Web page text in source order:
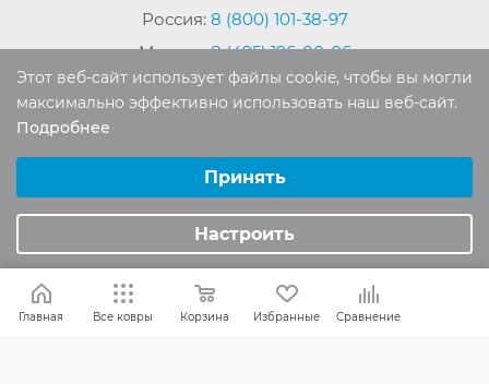
Россия: 8 (800) 101-38-97
Москва:8 (495) 196-00-06
Отдел продаж:info@mr-kover.ru
Тех. поддержка:
2022-2026 © Интернет магазинMR-KOVER.RU
Авторские права защищены. Воспроизведение
материалов сайта без письменного разрешения
запрещено.
Главная Все ковры Корзина Избранные Сравнение
Этот веб-сайт использует файлы cookie, чтобы вы могли
максимально эффективно использовать наш веб-сайт.
Подробнее
Аналитические/Функциональные
Принять
Настроить